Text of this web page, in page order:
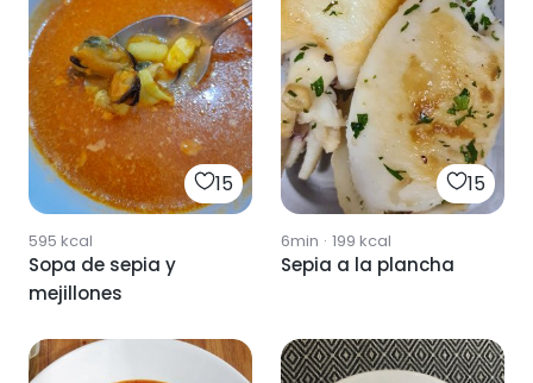
15
595 kcal
Sopa de sepia y
mejillones
15
6min · 199 kcal
Sepia a la plancha